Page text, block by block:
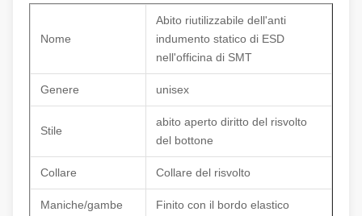
Nome
Abito riutilizzabile dell'anti
indumento statico di ESD
nell'officina di SMT
Genere unisex
Stile
abito aperto diritto del risvolto
del bottone
Collare Collare del risvolto
Maniche/gambe Finito con il bordo elastico